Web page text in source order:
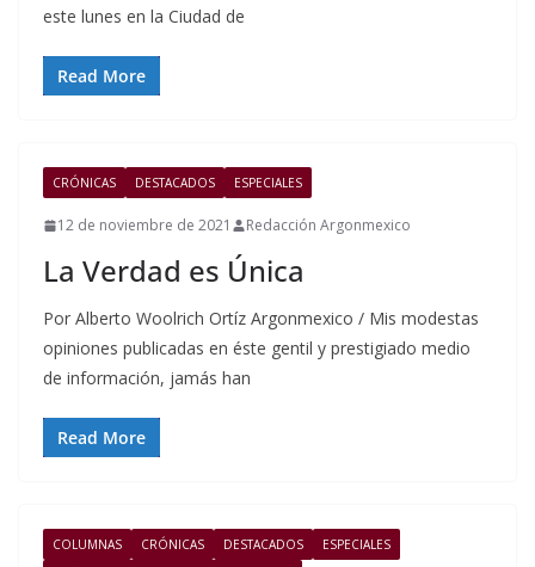
este lunes en la Ciudad de
Read More
CRÓNICAS DESTACADOS ESPECIALES
12 de noviembre de 2021 Redacción Argonmexico
La Verdad es Única
Por Alberto Woolrich Ortíz Argonmexico / Mis modestas
opiniones publicadas en éste gentil y prestigiado medio
de información, jamás han
Read More
COLUMNAS CRÓNICAS DESTACADOS
ESPECIALES